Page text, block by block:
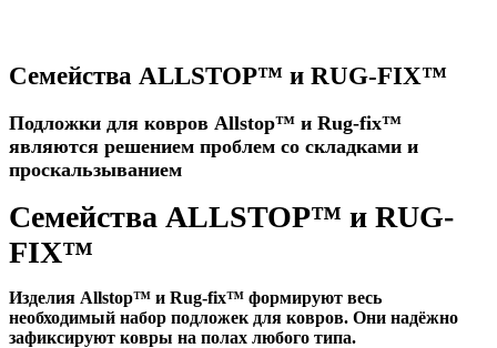
Семейства ALLSTOP™ и RUG-FIX™
Подложки для ковров Allstop™ и Rug-fix™
являются решением проблем со складками и
проскальзыванием
Семейства ALLSTOP™ и RUG-
FIX™
Изделия Allstop™ и Rug-fix™ формируют весь
необходимый набор подложек для ковров. Они надёжно
зафиксируют ковры на полах любого типа.